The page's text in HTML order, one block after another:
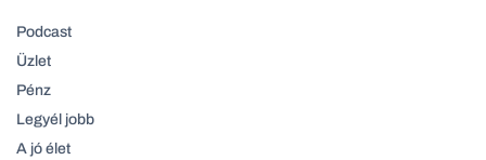
Podcast
Üzlet
Pénz
Legyél jobb
A jó élet